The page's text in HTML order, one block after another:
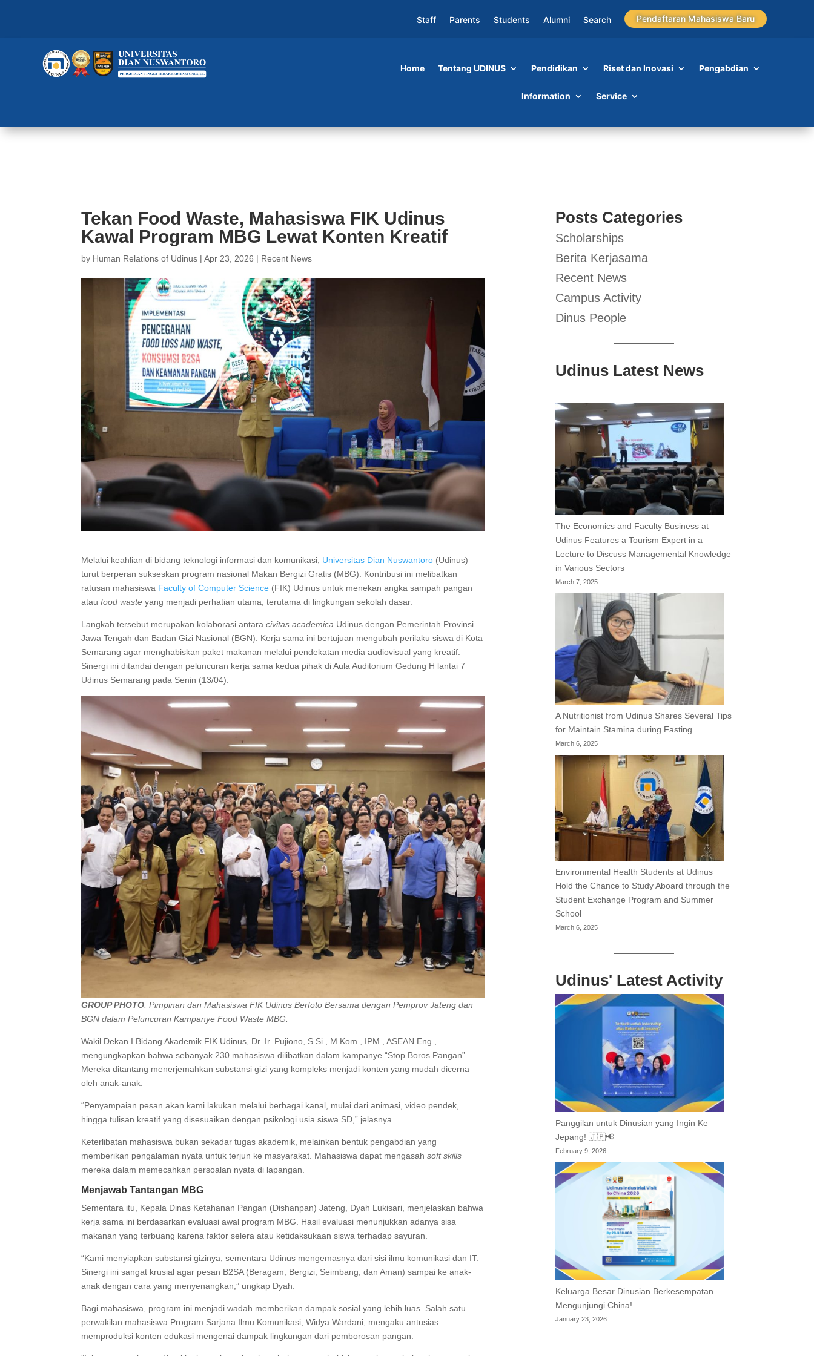
Staff Parents Students Alumni Search Pendaftaran Mahasiswa Baru
Home Tentang UDINUS Pendidikan Riset dan Inovasi Pengabdian
Information Service
Tekan Food Waste, Mahasiswa FIK Udinus
Kawal Program MBG Lewat Konten Kreatif
by Human Relations of Udinus |Apr 23, 2026 | Recent News
Melalui keahlian di bidang teknologi informasi dan komunikasi, Universitas Dian Nuswantoro (Udinus)
turut berperan sukseskan program nasional Makan Bergizi Gratis (MBG). Kontribusi ini melibatkan
ratusan mahasiswa Faculty of Computer Science (FIK) Udinus untuk menekan angka sampah pangan
ataufood waste yang menjadi perhatian utama, terutama di lingkungan sekolah dasar.
Langkah tersebut merupakan kolaborasi antaracivitas academica Udinus dengan Pemerintah Provinsi
Jawa Tengah dan Badan Gizi Nasional (BGN). Kerja sama ini bertujuan mengubah perilaku siswa di Kota
Semarang agar menghabiskan paket makanan melalui pendekatan media audiovisual yang kreatif.
Sinergi ini ditandai dengan peluncuran kerja sama kedua pihak di Aula Auditorium Gedung H lantai 7
Udinus Semarang pada Senin (13/04).
GROUP PHOTO: Pimpinan dan Mahasiswa FIK Udinus Berfoto Bersama dengan Pemprov Jateng dan
BGN dalam Peluncuran Kampanye Food Waste MBG.
Wakil Dekan I Bidang Akademik FIK Udinus, Dr. Ir. Pujiono, S.Si., M.Kom., IPM., ASEAN Eng.,
mengungkapkan bahwa sebanyak 230 mahasiswa dilibatkan dalam kampanye “Stop Boros Pangan”.
Mereka ditantang menerjemahkan substansi gizi yang kompleks menjadi konten yang mudah dicerna
oleh anak-anak.
“Penyampaian pesan akan kami lakukan melalui berbagai kanal, mulai dari animasi, video pendek,
hingga tulisan kreatif yang disesuaikan dengan psikologi usia siswa SD,” jelasnya.
Keterlibatan mahasiswa bukan sekadar tugas akademik, melainkan bentuk pengabdian yang
memberikan pengalaman nyata untuk terjun ke masyarakat. Mahasiswa dapat mengasahsoft skills
mereka dalam memecahkan persoalan nyata di lapangan.
Menjawab Tantangan MBG
Sementara itu, Kepala Dinas Ketahanan Pangan (Dishanpan) Jateng, Dyah Lukisari, menjelaskan bahwa
kerja sama ini berdasarkan evaluasi awal program MBG. Hasil evaluasi menunjukkan adanya sisa
makanan yang terbuang karena faktor selera atau ketidaksukaan siswa terhadap sayuran.
“Kami menyiapkan substansi gizinya, sementara Udinus mengemasnya dari sisi ilmu komunikasi dan IT.
Sinergi ini sangat krusial agar pesan B2SA (Beragam, Bergizi, Seimbang, dan Aman) sampai ke anak-
anak dengan cara yang menyenangkan,” ungkap Dyah.
Bagi mahasiswa, program ini menjadi wadah memberikan dampak sosial yang lebih luas. Salah satu
perwakilan mahasiswa Program Sarjana Ilmu Komunikasi, Widya Wardani, mengaku antusias
memproduksi konten edukasi mengenai dampak lingkungan dari pemborosan pangan.
Posts Categories
Scholarships
Berita Kerjasama
Recent News
Campus Activity
Dinus People
Udinus Latest News
The Economics and Faculty Business at
Udinus Features a Tourism Expert in a
Lecture to Discuss Managemental Knowledge
in Various Sectors
March 7, 2025
A Nutritionist from Udinus Shares Several Tips
for Maintain Stamina during Fasting
March 6, 2025
Environmental Health Students at Udinus
Hold the Chance to Study Aboard through the
Student Exchange Program and Summer
School
March 6, 2025
Udinus' Latest Activity
Panggilan untuk Dinusian yang Ingin Ke
Jepang! 🇯🇵📢
February 9, 2026
Keluarga Besar Dinusian Berkesempatan
Mengunjungi China!
January 23, 2026